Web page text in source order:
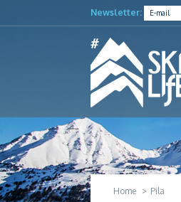
Newsletter:
Home Pila